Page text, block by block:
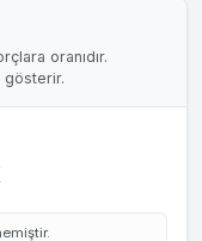
oranıdır.
gösterir.